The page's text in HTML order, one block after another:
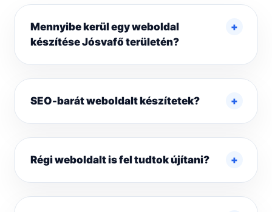
Mennyibe kerül egy weboldal
készítése Jósvafő területén?
SEO-barát weboldalt készítetek?
Régi weboldalt is fel tudtok újítani?